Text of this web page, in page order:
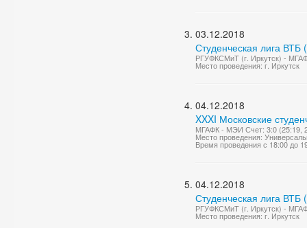
03.12.2018
Студенческая лига ВТБ
РГУФКСМиТ (г. Иркутск) -
Место проведения: г. Иркутск
04.12.2018
XXXI Московские
МГАФК - МЭИ Счет: 3:0 (25:19,
Место проведения:
Время проведения с 18:00 до
04.12.2018
Студенческая лига ВТБ
РГУФКСМиТ (г. Иркутск) -
Место проведения: г. Иркутск